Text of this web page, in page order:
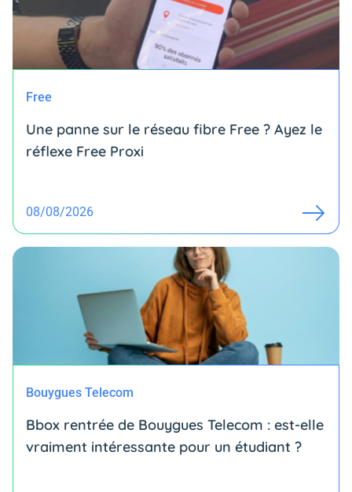
Free
Une panne sur le réseau fibre Free ? Ayez le
réflexe Free Proxi
08/08/2026
Bouygues Telecom
Bbox rentrée de Bouygues Telecom : est-elle
vraiment intéressante pour un étudiant ?